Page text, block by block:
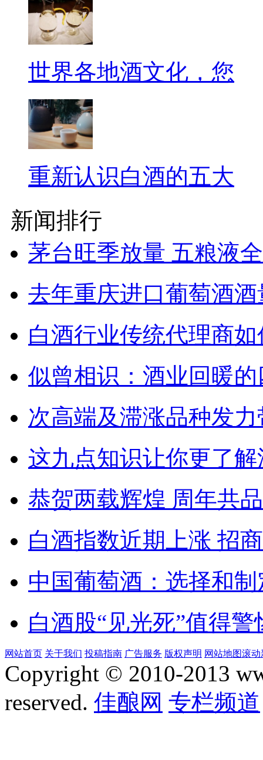
世界各地酒文化，您
重新认识白酒的五大
新闻排行
茅台旺季放量 五粮液
去年重庆进口葡萄酒
白酒行业传统代理商
似曾相识：酒业回暖
次高端及滞涨品种发
这九点知识让你更了
恭贺两载辉煌 周年共
白酒指数近期上涨 招
中国葡萄酒：选择和
白酒股“见光死”值得警
网站首页 关于我们 投稿指南 广告服务 版权声明 网站地图滚动
Copyright © 2010-2013
reserved. 佳酿网 专栏频道